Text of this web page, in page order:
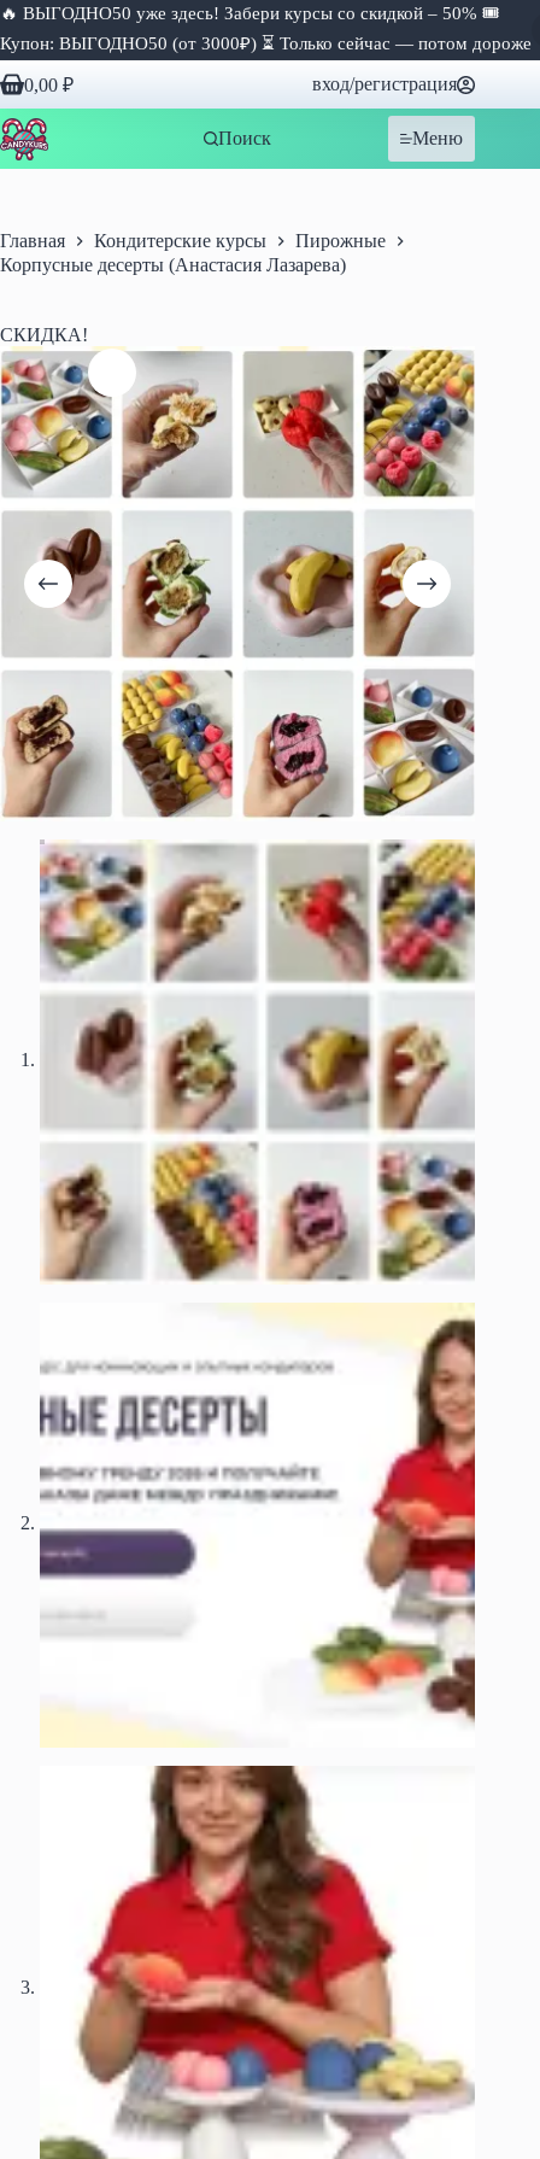
🔥 ВЫГОДНО50 уже здесь! Забери курсы со скидкой – 50% 🎟
Купон: ВЫГОДНО50 (от 3000₽) ⏳ Только сейчас — потом дороже
Перейти
к
сути
Корзина
0,00 ₽ вход/регистрация
Поиск Меню
Главная Кондитерские курсы
Пирожные
Корпусные десерты (Анастасия Лазарева)
СКИДКА!